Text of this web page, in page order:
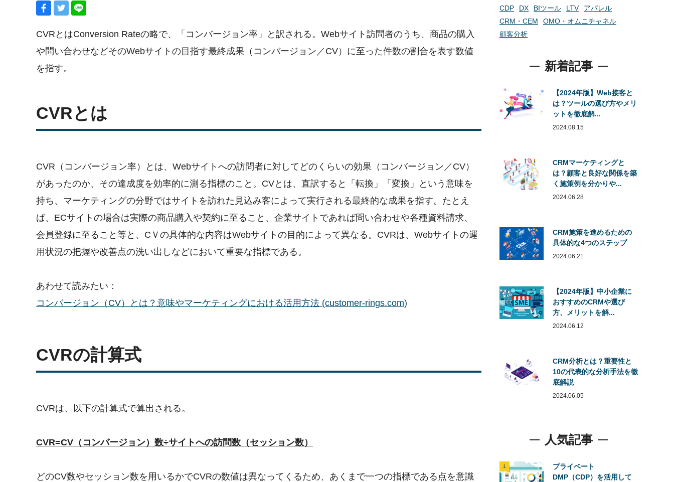
CVRとはConversion Rateの略で、「コンバージョン率」と訳される。Webサイト訪問者のうち、商品の購入
や問い合わせなどそのWebサイトの目指す最終成果（コンバージョン／CV）に至った件数の割合を表す数値
を指す。
CVRとは
CVR（コンバージョン率）とは、Webサイトへの訪問者に対してどのくらいの効果（コンバージョン／CV）
があったのか、その達成度を効率的に測る指標のこと。CVとは、直訳すると「転換」「変換」という意味を
持ち、マーケティングの分野ではサイトを訪れた見込み客によって実行される最終的な成果を指す。たとえ
ば、ECサイトの場合は実際の商品購入や契約に至ること、企業サイトであれば問い合わせや各種資料請求、
会員登録に至ること等と、CＶの具体的な内容はWebサイトの目的によって異なる。CVRは、Webサイトの運
用状況の把握や改善点の洗い出しなどにおいて重要な指標である。
あわせて読みたい：
コンバージョン（CV）とは？意味やマーケティングにおける活用方法 (customer-rings.com)
CVRの計算式
CVRは、以下の計算式で算出される。
CVR=CV（コンバージョン）数÷サイトへの訪問数（セッション数）
どのCV数やセッション数を用いるかでCVRの数値は異なってくるため、あくまで一つの指標である点を意識
CDP
DX BIツール LTV
アパレル
CRM・CEM
OMO・オムニチャネル
顧客分析
新着記事
【2024年版】Web接客と
は？ツールの選び方やメリ
ットを徹底解...
2024.08.15
CRMマーケティングと
は？顧客と良好な関係を築
く施策例を分かりや...
2024.06.28
CRM施策を進めるための
具体的な4つのステップ
2024.06.21
【2024年版】中小企業に
おすすめのCRMや選び
方、メリットを解...
2024.06.12
CRM分析とは？重要性と
10の代表的な分析手法を徹
底解説
2024.06.05
人気記事
1
プライベート
DMP（CDP）を活用して